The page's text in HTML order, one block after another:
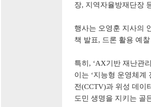
장, 지역자율방재단장
행사는 오영훈 지사의
책 발표, 드론 활용 예
특히 , ‘AX기반 재난관
이는 ‘지능형 운영체계
전(CCTV)과 위성 데이
도민 생명을 지키는 골